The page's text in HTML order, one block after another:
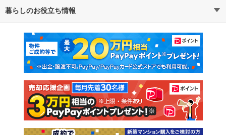
不動産・住宅
新築マンション 中古マンション
新築一戸建て 中古一戸建て
注文住宅 土地
売却査定
暮らしのお役立ち情報
マンションカタログ 教えて！住まいの先生